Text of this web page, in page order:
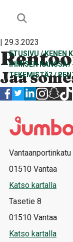
ETUSIVU /KENEN
IHMISEN KANSSA/
TEKEMISTÄ?/
| 29.3.2023
Jaa
Vantaanportinkatu
01510 Vantaa
Katso kartalla
Tasetie 8
01510 Vantaa
Katso kartalla